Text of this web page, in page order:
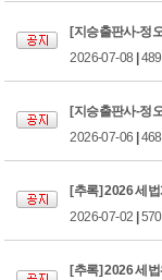
[지승출판사-정
2026-07-08 489
[지승출판사-정
2026-07-06 468
2026-07-02 570